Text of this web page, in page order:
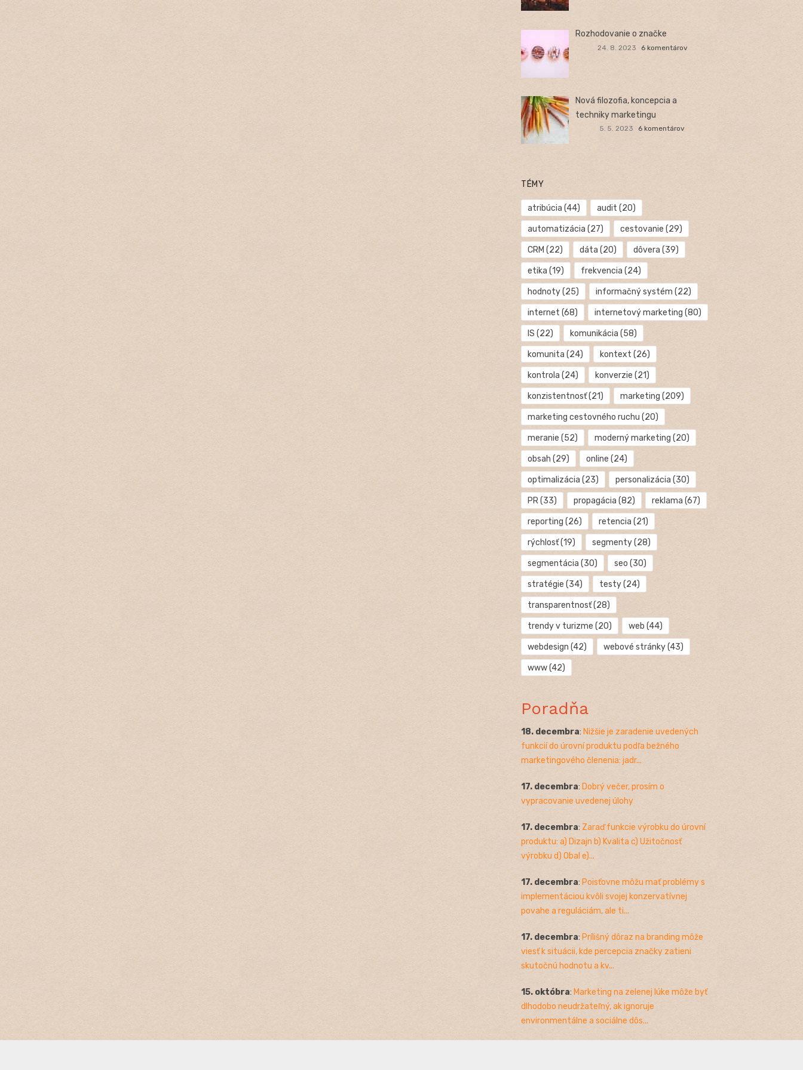
Rozhodovanie o značke
24. 8. 2023 6 komentárov
Nová filozofia, koncepcia a
techniky marketingu
5. 5. 2023 6 komentárov
TÉMY
atribúcia (44) audit (20)
automatizácia (27) cestovanie (29)
CRM (22) dáta (20) dôvera (39)
etika (19) frekvencia (24)
hodnoty(25) informačný systém (22)
internet (68) internetový marketing (80)
IS (22) komunikácia (58)
komunita (24) kontext (26)
kontrola (24) konverzie (21)
konzistentnosť(21) marketing (209)
marketing cestovného ruchu (20)
meranie (52) moderný marketing (20)
obsah (29) online (24)
optimalizácia (23) personalizácia (30)
PR(33) propagácia (82) reklama (67)
reporting (26) retencia (21)
rýchlosť(19) segmenty(28)
segmentácia (30) seo (30)
stratégie (34) testy(24)
transparentnosť(28)
trendy v turizme (20) web (44)
webdesign (42) webové stránky(43)
www(42)
Poradňa
18. decembra: Nižšie je zaradenie uvedených
funkcií do úrovní produktu podľa bežného
marketingového členenia: jadr...
17. decembra: Dobrý večer, prosím o
vypracovanie uvedenej úlohy
17. decembra: Zaraď funkcie výrobku do úrovní
produktu: a) Dizajn b) Kvalita c) Užitočnosť
výrobku d) Obal e)...
17. decembra: Poisťovne môžu mať problémy s
implementáciou kvôli svojej konzervatívnej
povahe a reguláciám, ale ti...
17. decembra: Prílišný dôraz na branding môže
viesť k situácii, kde percepcia značky zatieni
skutočnú hodnotu a kv...
15. októbra: Marketing na zelenej lúke môže byť
dlhodobo neudržateľný, ak ignoruje
environmentálne a sociálne dôs...